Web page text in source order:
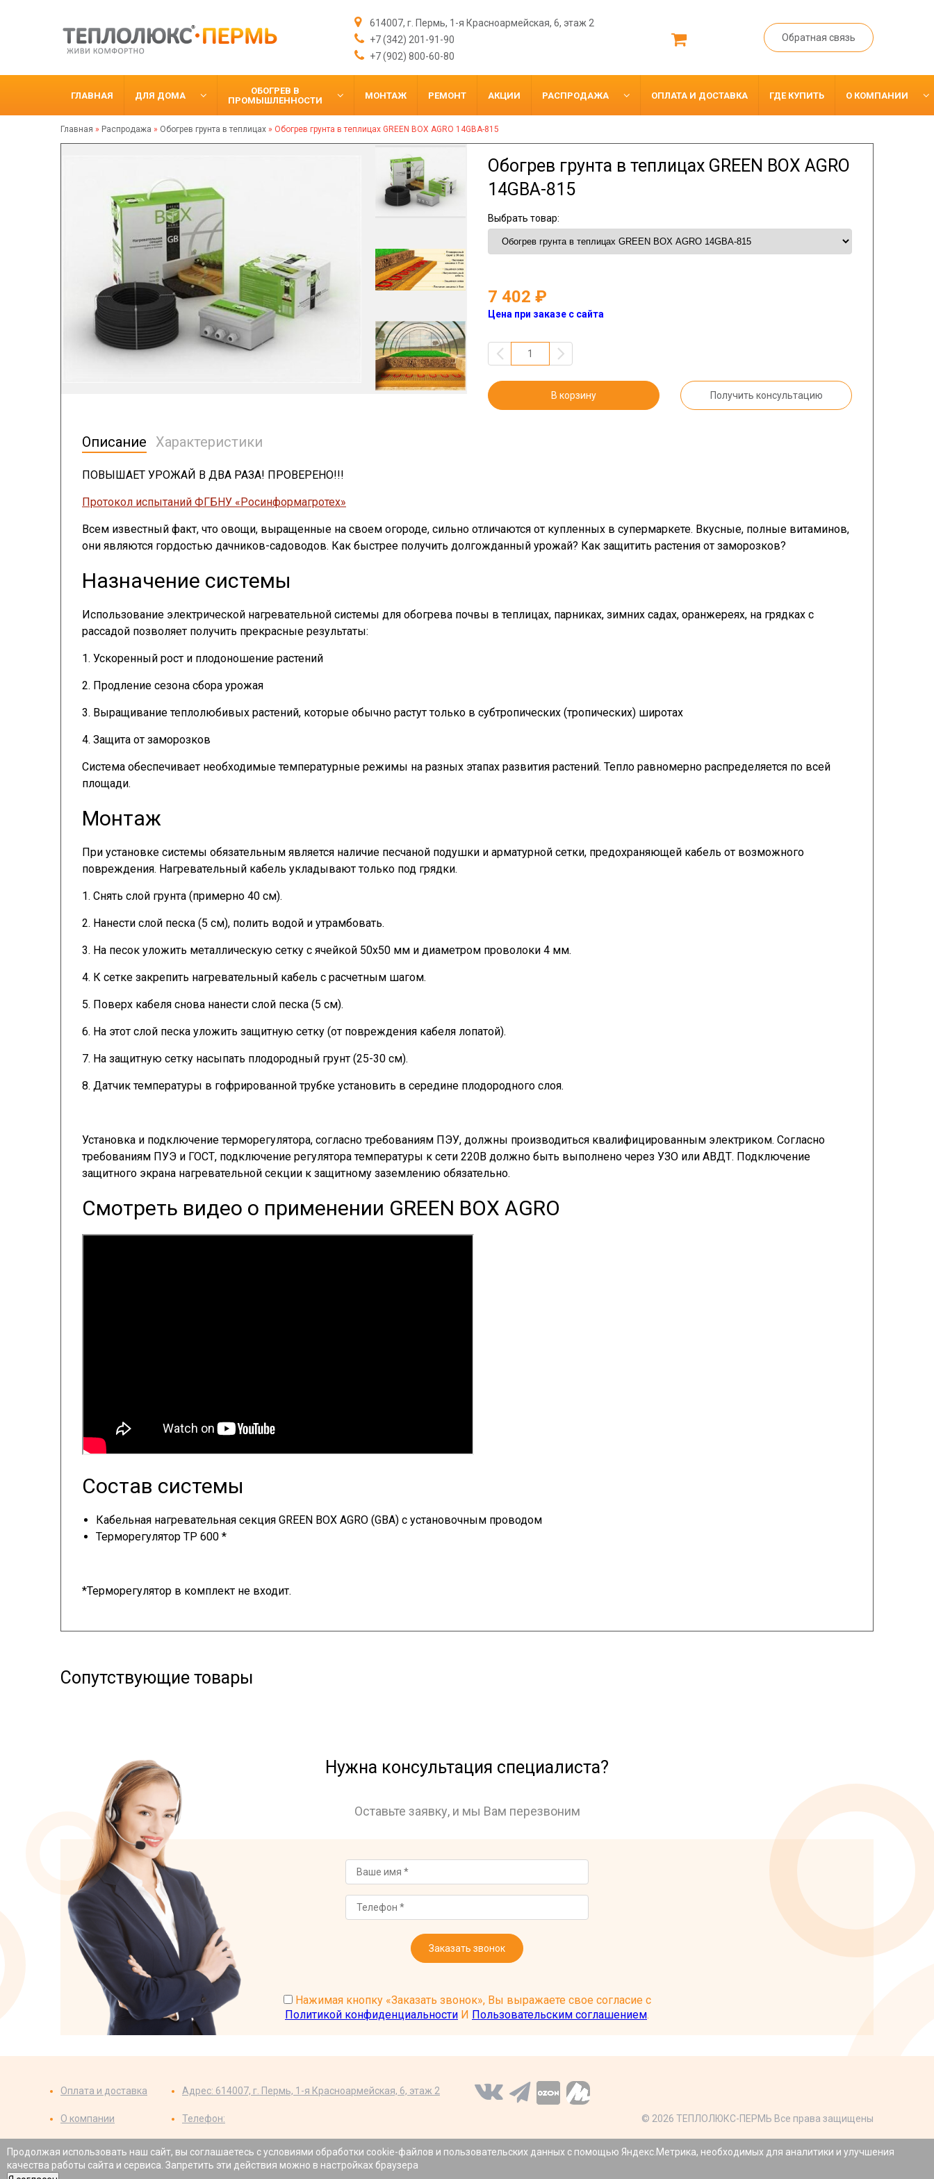
614007, г. Пермь, 1-я Красноармейская, 6, этаж 2
+7 (342) 201-91-90
+7 (902) 800-60-80
Обратная связь
ГЛАВНАЯ ДЛЯ ДОМА
ОБОГРЕВ В
ПРОМЫШЛЕННОСТИ
МОНТАЖ РЕМОНТ АКЦИИ РАСПРОДАЖА ОПЛАТА И ДОСТАВКА ГДЕ КУПИТЬ О КОМПАНИИ
Главная » Распродажа » Обогрев грунта в теплицах » Обогрев грунта в теплицах GREEN BOX AGRO 14GBA-815
Обогрев грунта в теплицах GREEN BOX AGRO
14GBA-815
Выбрать товар:
7 402
Цена при заказе с сайта
В корзину Получить консультацию
Описание Характеристики
ПОВЫШАЕТ УРОЖАЙ В ДВА РАЗА! ПРОВЕРЕНО!!!
Протокол испытаний ФГБНУ «Росинформагротех»
Всем известный факт, что овощи, выращенные на своем огороде, сильно отличаются от купленных в супермаркете. Вкусные, полные витаминов,
они являются гордостью дачников-садоводов. Как быстрее получить долгожданный урожай? Как защитить растения от заморозков?
Назначение системы
Использование электрической нагревательной системы для обогрева почвы в теплицах, парниках, зимних садах, оранжереях, на грядках с
рассадой позволяет получить прекрасные результаты:
1. Ускоренный рост и плодоношение растений
2. Продление сезона сбора урожая
3. Выращивание теплолюбивых растений, которые обычно растут только в субтропических (тропических) широтах
4. Защита от заморозков
Система обеспечивает необходимые температурные режимы на разных этапах развития растений. Тепло равномерно распределяется по всей
площади.
Монтаж
При установке системы обязательным является наличие песчаной подушки и арматурной сетки, предохраняющей кабель от возможного
повреждения. Нагревательный кабель укладывают только под грядки.
1. Снять слой грунта (примерно 40 см).
2. Нанести слой песка (5 см), полить водой и утрамбовать.
3. На песок уложить металлическую сетку с ячейкой 50х50 мм и диаметром проволоки 4 мм.
4. К сетке закрепить нагревательный кабель с расчетным шагом.
5. Поверх кабеля снова нанести слой песка (5 см).
6. На этот слой песка уложить защитную сетку (от повреждения кабеля лопатой).
7. На защитную сетку насыпать плодородный грунт (25-30 см).
8. Датчик температуры в гофрированной трубке установить в середине плодородного слоя.
Установка и подключение терморегулятора, согласно требованиям ПЭУ, должны производиться квалифицированным электриком. Согласно
требованиям ПУЭ и ГОСТ, подключение регулятора температуры к сети 220В должно быть выполнено через УЗО или АВДТ. Подключение
защитного экрана нагревательной секции к защитному заземлению обязательно.
Смотреть видео о применении GREEN BOX AGRO
Состав системы
Кабельная нагревательная секция GREEN BOX AGRO (GBA) c установочным проводом
Терморегулятор ТР 600 *
*Терморегулятор в комплект не входит.
Сопутствующие товары
Нужна консультация специалиста?
Оставьте заявку, и мы Вам перезвоним
Заказать звонок
Нажимая кнопку «Заказать звонок», Вы выражаете свое согласие с
Политикой конфиденциальности И Пользовательским соглашением.
Оплата и доставка
О компании
Адрес: 614007, г. Пермь, 1-я Красноармейская, 6, этаж 2
Телефон: © 2026 ТЕПЛОЛЮКС-ПЕРМЬ Все права защищены
Разработка сайтов: Агентство Интернет Коммуникаций
Все содержащиеся на данном сайте сведения носят исключительно информационный характер и не являются публичной офертой, определяемой положениями статьи 437 Гражданского кодекса
Продолжая использовать наш сайт, вы соглашаетесь с условиями обработки cookie-файлов и пользовательских данных с помощью Яндекс.Метрика, необходимых для аналитики и улучшения
качества работы сайта и сервиса. Запретить эти действия можно в настройках браузера